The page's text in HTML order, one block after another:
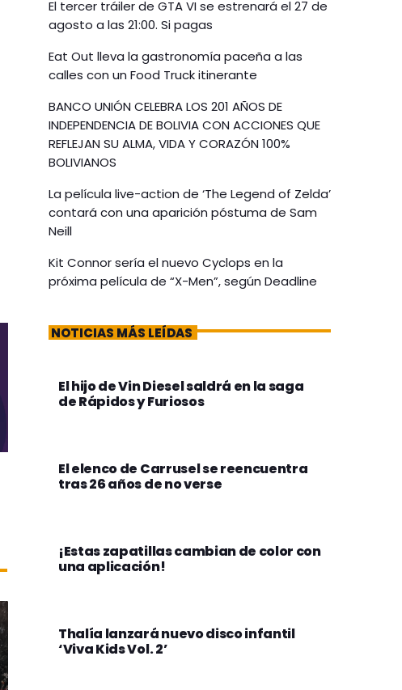
El tercer tráiler de GTA VI se estrenará el 27 de
agosto a las 21:00. Si pagas
Eat Out lleva la gastronomía paceña a las
calles con un Food Truck itinerante
BANCO UNIÓN CELEBRA LOS 201 AÑOS DE
INDEPENDENCIA DE BOLIVIA CON ACCIONES QUE
REFLEJAN SU ALMA, VIDA Y CORAZÓN 100%
BOLIVIANOS
La película live-action de ‘The Legend of Zelda’
contará con una aparición póstuma de Sam
Neill
Kit Connor sería el nuevo Cyclops en la
próxima película de “X-Men”, según Deadline
NOTICIAS MÁS LEÍDAS
El hijo de Vin Diesel saldrá en la saga
de Rápidos y Furiosos
El elenco de Carrusel se reencuentra
tras 26 años de no verse
¡Estas zapatillas cambian de color con
una aplicación!
Thalía lanzará nuevo disco infantil
‘Viva Kids Vol. 2’